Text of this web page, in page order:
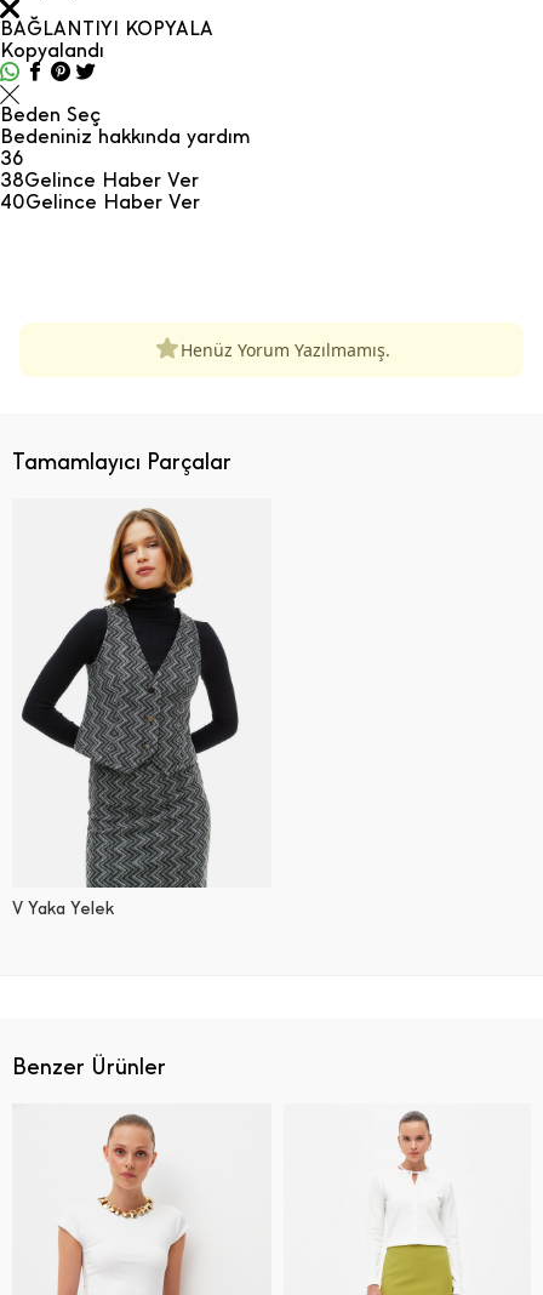
BAĞLANTIYI KOPYALA
Kopyalandı
Beden Seç
Bedeniniz hakkında yardım
36
38Gelince Haber Ver
40Gelince Haber Ver
Henüz Yorum Yazılmamış.
Benzer Ürünler
Tamamlayıcı Parçalar
V Yaka Yelek